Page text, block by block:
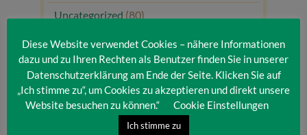
Uncategorized (80)
Unsere Gäste(1)
Diese Website verwendet Cookies – nähere Informationen
dazu und zu Ihren Rechten als Benutzer finden Sie in unserer
Datenschutzerklärung am Ende der Seite. Klicken Sie auf
„Ich stimme zu“, um Cookies zu akzeptieren und direkt unsere
Website besuchen zu können.“
Cookie Einstellungen
Ich stimme zu